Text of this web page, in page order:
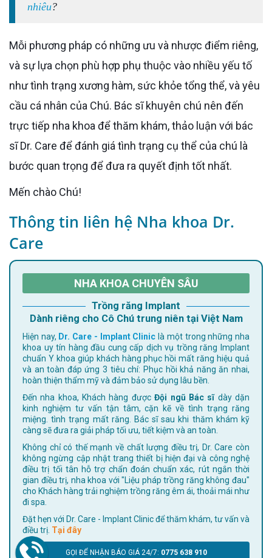
nhiêu?
Mỗi phương pháp có những ưu và nhược điểm riêng,
và sự lựa chọn phù hợp phụ thuộc vào nhiều yếu tố
như tình trạng xương hàm, sức khỏe tổng thể, và yêu
cầu cá nhân của Chú. Bác sĩ khuyên chú nên đến
trực tiếp nha khoa để thăm khám, thảo luận với bác
sĩ Dr. Care để đánh giá tình trạng cụ thể của chú là
bước quan trọng để đưa ra quyết định tốt nhất.
Mến chào Chú!
Thông tin liên hệ Nha khoa Dr.
Care
NHA KHOA CHUYÊN SÂU
Trồng răng Implant
Dành riêng cho Cô Chú trung niên tại Việt Nam
Hiện nay, Dr. Care - Implant Clinic là một trong những nha
khoa uy tín hàng đầu cung cấp dịch vụ trồng răng Implant
chuẩn Y khoa giúp khách hàng phục hồi mất răng hiệu quả
và an toàn đáp ứng 3 tiêu chí: Phục hồi khả năng ăn nhai,
hoàn thiện thẩm mỹ và đảm bảo sử dụng lâu bền.
Đến nha khoa, Khách hàng đượcĐội ngũ Bác sĩdày dặn
kinh nghiệm tư vấn tận tâm, cặn kẽ về tình trạng răng
miệng. tình trạng mất răng. Bác sĩ sau khi thăm khám kỹ
càng sẽ đưa ra giải pháp tối ưu, tiết kiệm và an toàn.
Không chỉ có thế mạnh về chất lượng điều trị, Dr. Care còn
không ngừng cập nhật trang thiết bị hiện đại và công nghệ
điều trị tối tân hỗ trợ chẩn đoán chuẩn xác, rút ngắn thời
gian điều trị, nha khoa với "Liệu pháp trồng răng không đau"
cho Khách hàng trải nghiệm trồng răng êm ái, thoải mái như
đi spa.
Đặt hẹn với Dr. Care - Implant Clinic để thăm khám, tư vấn và
điều trị. Tại đây
GỌI ĐỂ NHẬN BÁO GIÁ 24/7: 0775 638 910